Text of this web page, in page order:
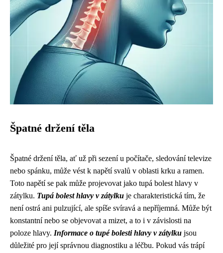
Špatné držení těla
Špatné držení těla, ať už při sezení u počítače, sledování televize
nebo spánku, může vést k napětí svalů v oblasti krku a ramen.
Toto napětí se pak může projevovat jako tupá bolest hlavy v
zátylku. Tupá bolest hlavy v zátylku je charakteristická tím, že
není ostrá ani pulzující, ale spíše svíravá a nepříjemná. Může být
konstantní nebo se objevovat a mizet, a to i v závislosti na
poloze hlavy. Informace o tupé bolesti hlavy v zátylku jsou
důležité pro její správnou diagnostiku a léčbu. Pokud vás trápí